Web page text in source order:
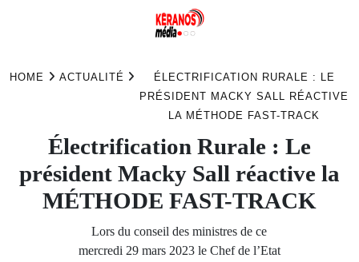
HOME ACTUALITÉ
ÉLECTRIFICATION RURALE : LE
PRÉSIDENT MACKY SALL RÉACTIVE
LA MÉTHODE FAST-TRACK
Électrification Rurale : Le
président Macky Sall réactive la
MÉTHODE FAST-TRACK
Lors du conseil des ministres de ce
mercredi 29 mars 2023 le Chef de l’Etat